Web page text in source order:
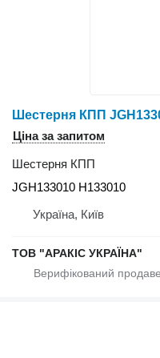
Ціна за запитом
Шестерня КПП
JGH133010 H133010
Україна, Київ
ТОВ "АРАКІС УКРАЇНА"